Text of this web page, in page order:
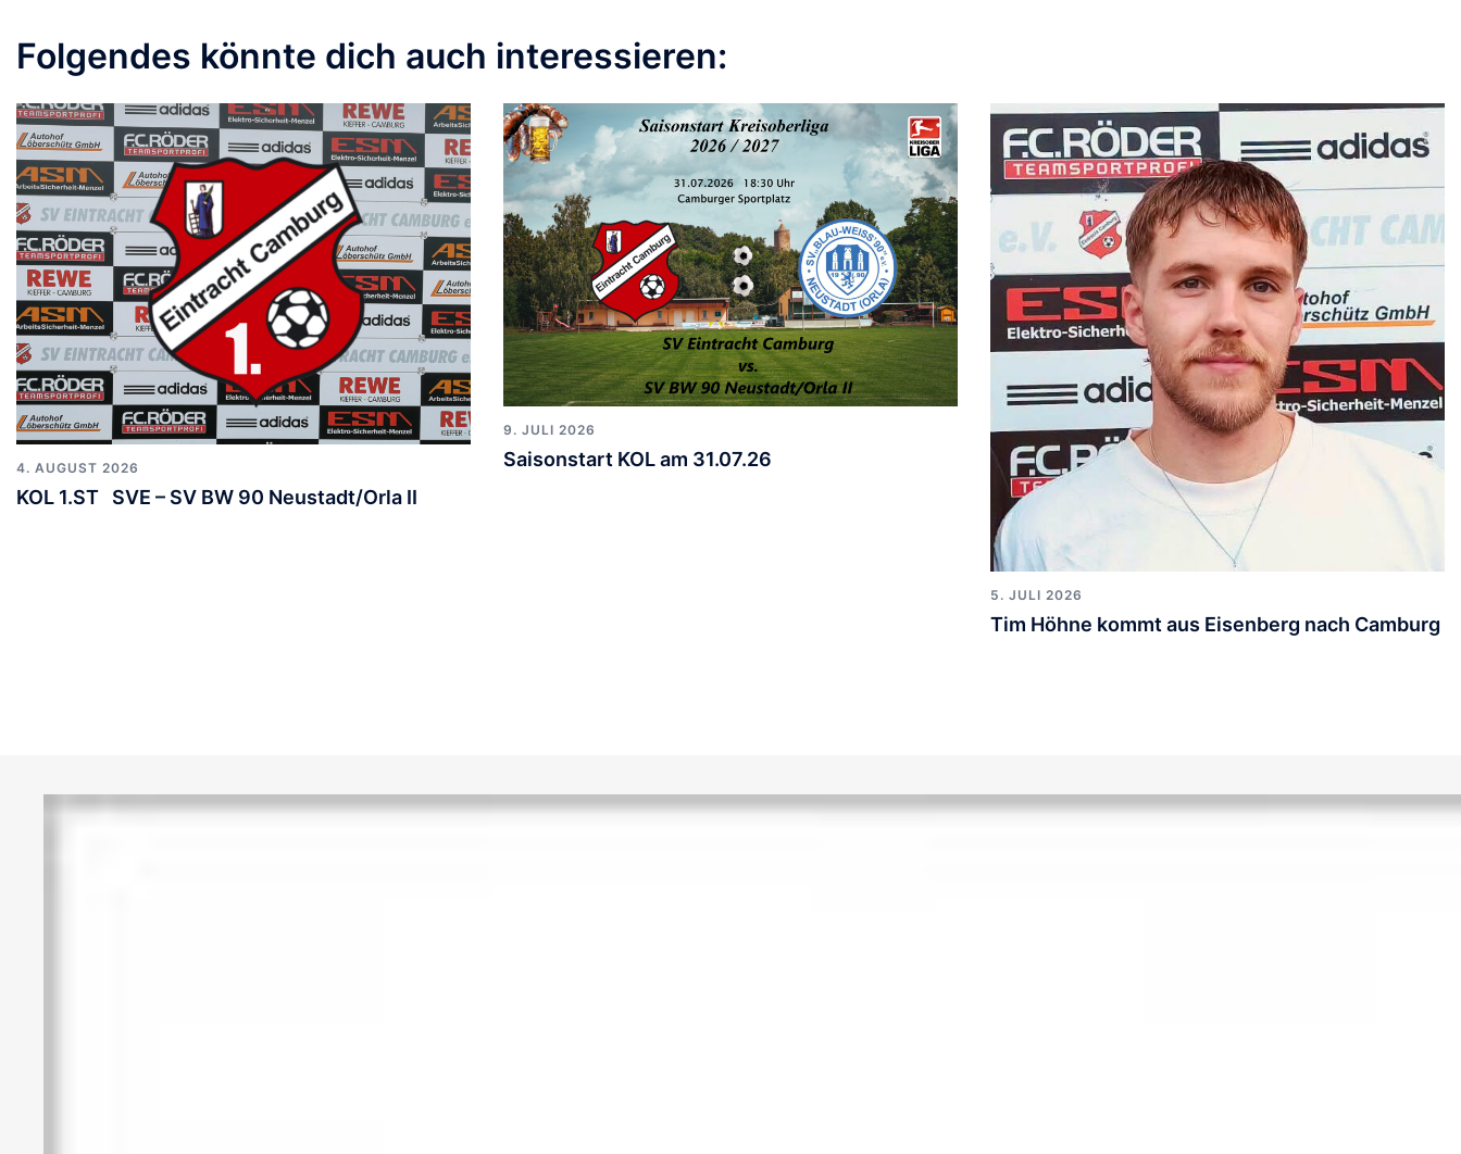
Folgendes könnte dich auch interessieren:
4. AUGUST 2026
KOL 1.ST SVE – SV BW 90 Neustadt/Orla II
9. JULI 2026
Saisonstart KOL am 31.07.26
5. JULI 2026
Tim Höhne kommt aus Eisenberg nach Camburg